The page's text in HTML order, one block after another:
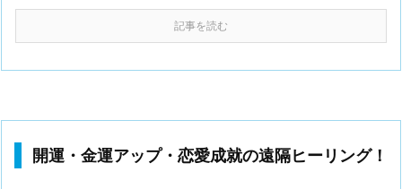
記事を読む
開運・金運アップ・恋愛成就の遠隔ヒーリング！